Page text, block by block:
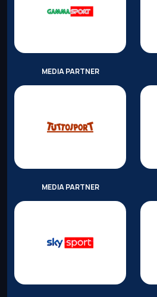
MEDIA PARTNER
MEDIA PARTNER